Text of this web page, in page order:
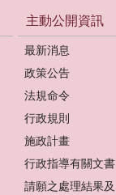
主動公開資訊
最新消息
政策公告
法規命令
行政規則
施政計畫
行政指導有關文書
請願之處理結果及